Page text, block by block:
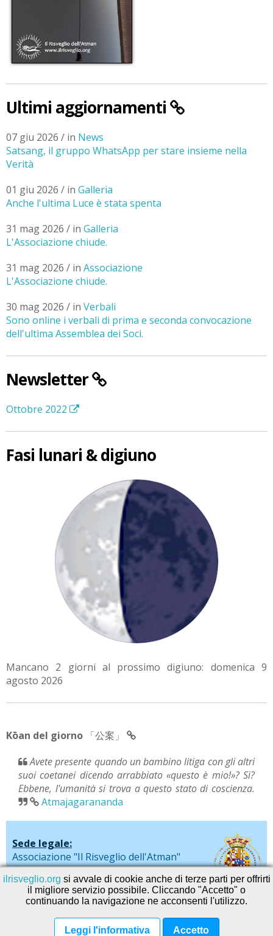
Ultimi aggiornamenti
07 giu 2026 / in News
Satsang, il gruppo WhatsApp per stare insieme nella
Verità
01 giu 2026 / in Galleria
Anche l'ultima Luce è stata spenta
31 mag 2026 / in Galleria
L'Associazione chiude.
31 mag 2026 / in Associazione
L'Associazione chiude.
30 mag 2026 / in Verbali
Sono online i verbali di prima e seconda convocazione
dell'ultima Assemblea dei Soci.
Newsletter
Ottobre 2022
Fasi lunari & digiuno
Mancano 2 giorni al prossimo digiuno: domenica 9
agosto 2026
Kōan del giorno 「公案」
Avete presente quando un bambino litiga con gli altri
suoi coetanei dicendo arrabbiato «questo è mio!»? Sì?
Ebbene, l'umanità si trova a questo stato di coscienza.
Atmajagarananda
Sede legale:
Associazione "Il Risveglio dell'Atman"
via De Liguori, 20 - Sarno (SA)
SEVAservice software
ilrisveglio.org si avvale di cookie anche di terze parti per offrirti
il migliore servizio possibile. Cliccando "Accetto" o
continuando la navigazione ne acconsenti l'utilizzo.
Leggi l'informativa Accetto